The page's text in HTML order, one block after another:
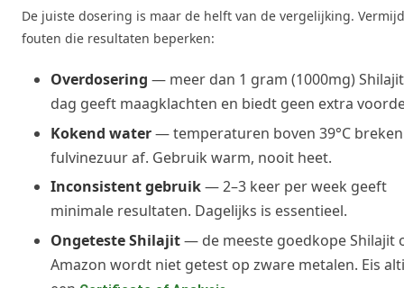
De juiste dosering is maar de helft van de vergelijking.
fouten die resultaten beperken:
Overdosering — meer dan 1 gram (1000mg)
dag geeft maagklachten en biedt geen extra
Kokend water— temperaturen boven 39°C breken
fulvinezuur af. Gebruik warm, nooit heet.
Inconsistent gebruik— 2–3 keer per week geeft
minimale resultaten. Dagelijks is essentieel.
Ongeteste Shilajit— de meeste goedkope Shilajit
Amazon wordt niet getest op zware metalen. Eis